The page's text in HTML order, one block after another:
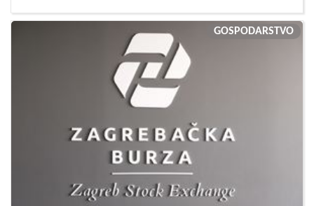
GOSPODARSTVO